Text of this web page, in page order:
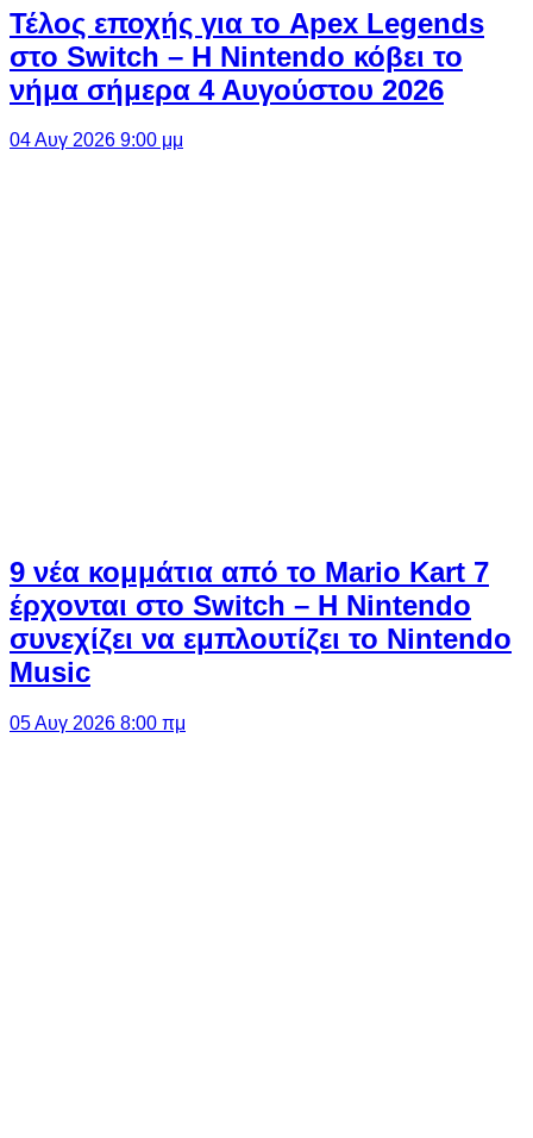
Τέλος εποχής για το Apex Legends
στο Switch – Η Nintendo κόβει το
νήμα σήμερα 4 Αυγούστου 2026
04 Αυγ 2026 9:00 μμ
9 νέα κομμάτια από το Mario Kart 7
έρχονται στο Switch – Η Nintendo
συνεχίζει να εμπλουτίζει το Nintendo
Music
05 Αυγ 2026 8:00 πμ